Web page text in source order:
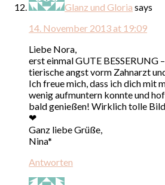
Glanz und Gloria says
14. November 2013 at 19:09
Liebe Nora,
erst einmal GUTE BESSERUNG
tierische angst vorm Zahnarzt
Ich freue mich, dass ich dich mit
wenig aufmuntern konnte und
bald genießen! Wirklich tolle
❤
Ganz liebe Grüße,
Nina*
Antworten